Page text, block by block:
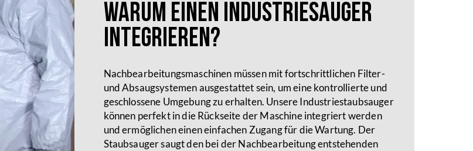
Warum einen Industriesauger
integrieren?
Nachbearbeitungsmaschinen müssen mit fortschrittlichen Filter-
und Absaugsystemen ausgestattet sein, um eine kontrollierte und
geschlossene Umgebung zu erhalten. Unsere Industriestaubsauger
können perfekt in die Rückseite der Maschine integriert werden
und ermöglichen einen einfachen Zugang für die Wartung. Der
Staubsauger saugt den bei der Nachbearbeitung entstehenden